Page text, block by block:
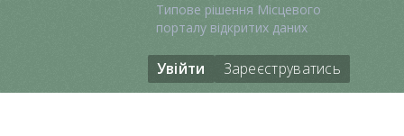
Типове рішення Місцевого
порталу відкритих даних
Увійти Зареєструватись